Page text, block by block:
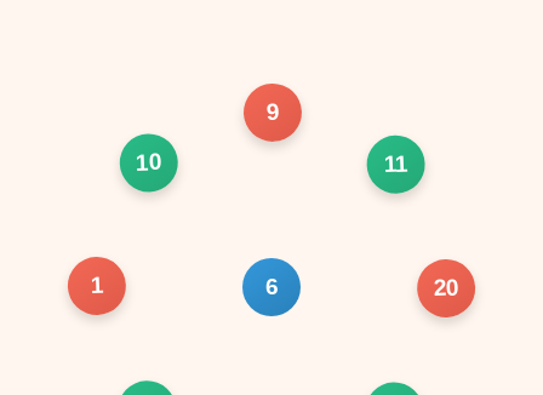
1
9
20
10 11
6